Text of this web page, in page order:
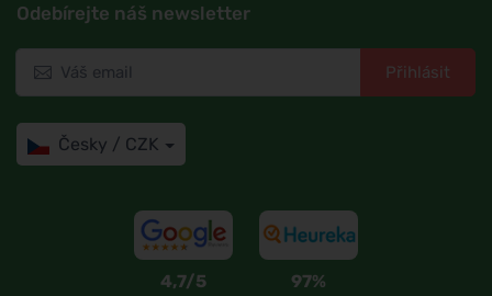
Odebírejte náš newsletter
Přihlásit
Česky / CZK
4,7/5 97%